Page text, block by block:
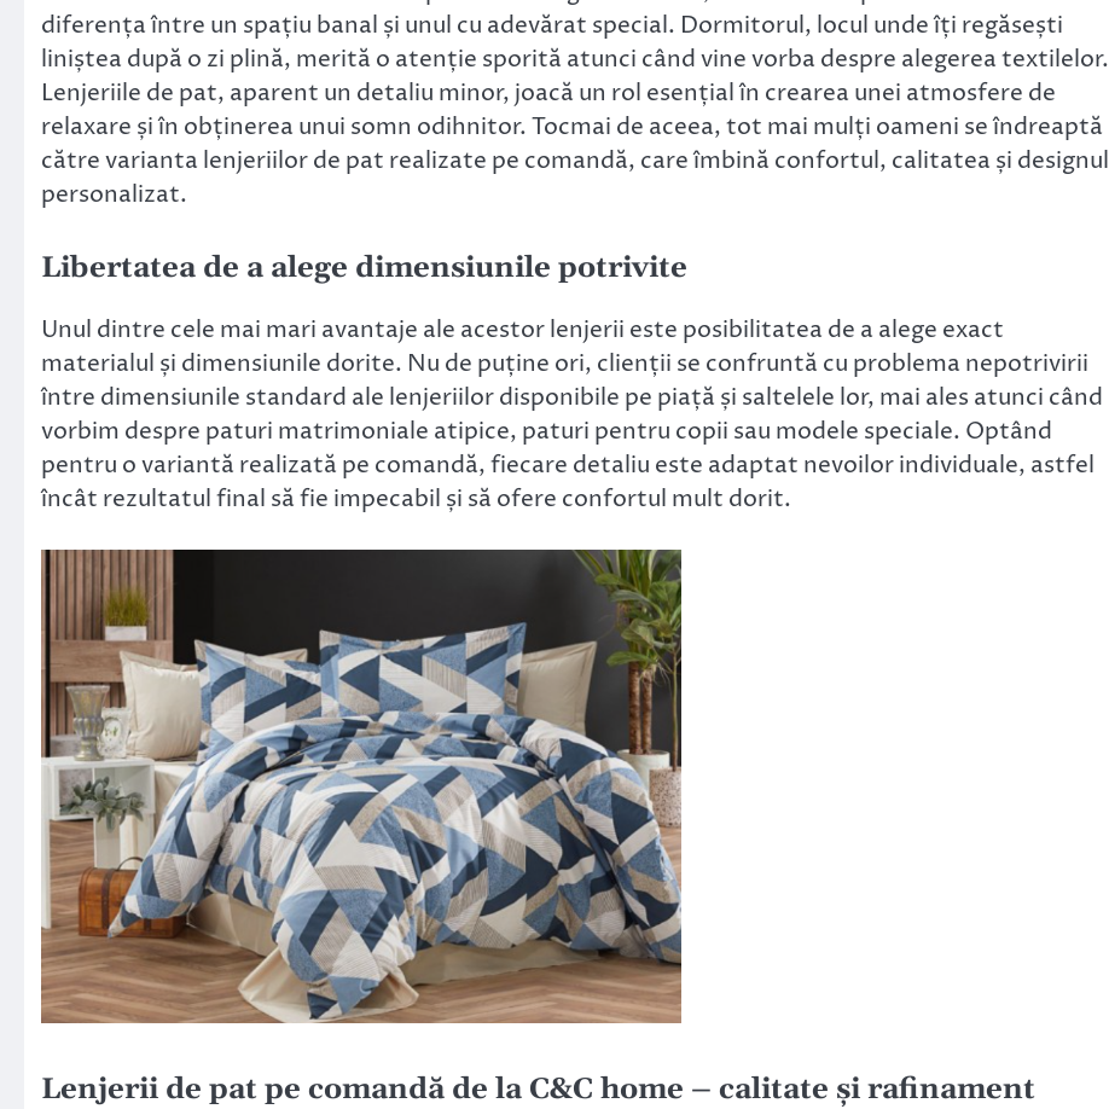
diferența între un spațiu banal și unul cu adevărat special. Dormitorul, locul unde îți regăsești
liniștea după o zi plină, merită o atenție sporită atunci când vine vorba despre alegerea textilelor.
Lenjeriile de pat, aparent un detaliu minor, joacă un rol esențial în crearea unei atmosfere de
relaxare și în obținerea unui somn odihnitor. Tocmai de aceea, tot mai mulți oameni se îndreaptă
către varianta lenjeriilor de pat realizate pe comandă, care îmbină confortul, calitatea și designul
personalizat.
Libertatea de a alege dimensiunile potrivite
Unul dintre cele mai mari avantaje ale acestor lenjerii este posibilitatea de a alege exact
materialul și dimensiunile dorite. Nu de puține ori, clienții se confruntă cu problema nepotrivirii
între dimensiunile standard ale lenjeriilor disponibile pe piață și saltelele lor, mai ales atunci când
vorbim despre paturi matrimoniale atipice, paturi pentru copii sau modele speciale. Optând
pentru o variantă realizată pe comandă, fiecare detaliu este adaptat nevoilor individuale, astfel
încât rezultatul final să fie impecabil și să ofere confortul mult dorit.
Lenjerii de pat pe comandă de la C&C home – calitate și rafinament